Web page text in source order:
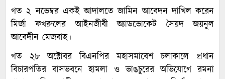
গত ২ নভেম্বর একই আদালতে জামিন আবেদন দাখিল করেন
মির্জা ফখরুলের আইনজীবী অ্যাডভোকেট সৈয়দ জয়নুল
আবেদীন মেজবাহ।
গত ২৮ অক্টোবর বিএনপির মহাসমাবেশ চলাকালে প্রধান
বিচারপতির বাসভবনে হামলা ও ভাঙচুরের অভিযোগে রমনা